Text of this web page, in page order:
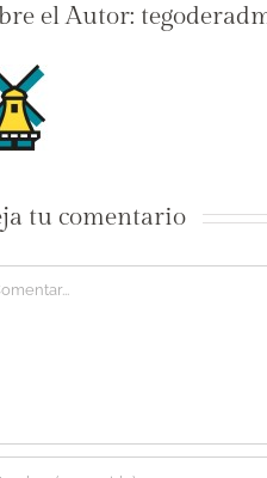
el Autor:
tu comentario